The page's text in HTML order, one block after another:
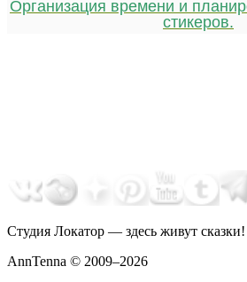
Организация времени и
стикеров.
Студия Локатор — здесь живут сказки!
AnnTenna © 2009–2026